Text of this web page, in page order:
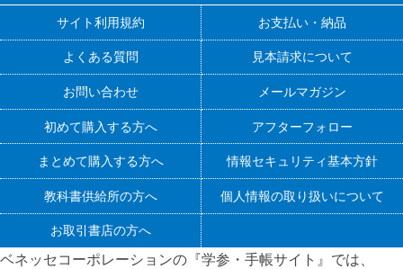
サイト利用規約 お支払い・納品
よくある質問 見本請求について
お問い合わせ メールマガジン
初めて購入する方へ アフターフォロー
まとめて購入する方へ 情報セキュリティ基本方針
教科書供給所の方へ 個人情報の取り扱いについて
お取引書店の方へ
ベネッセコーポレーションの『学参・手帳サイト』 では、